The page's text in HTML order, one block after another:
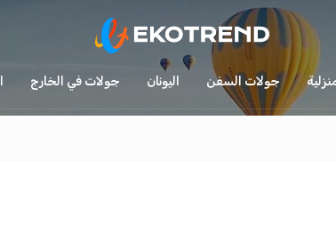
جولات في الخارج اليونان جولات السفن